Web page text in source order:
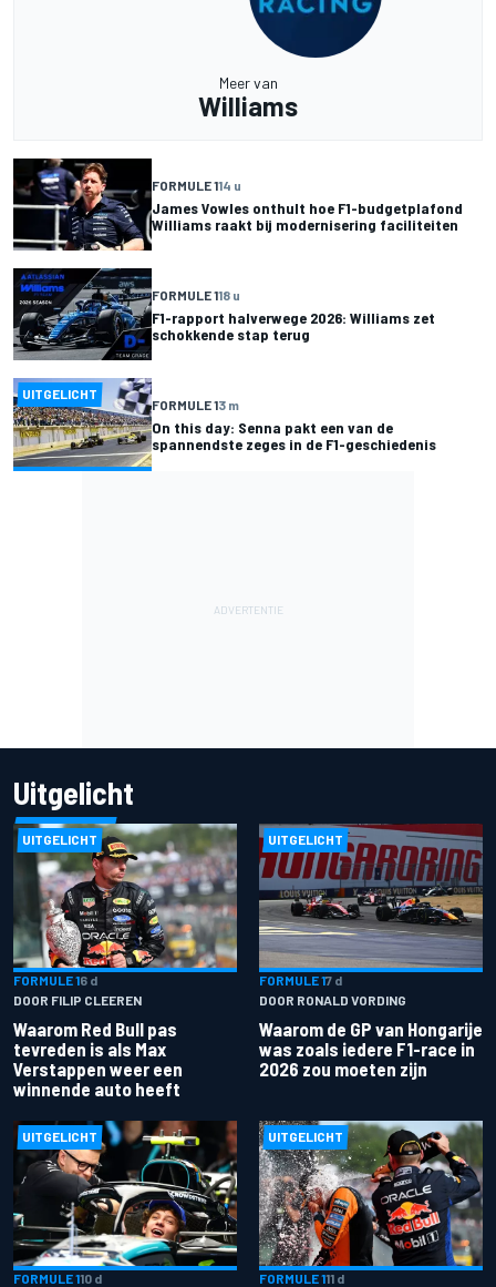
Meer van
Williams
FORMULE 114 u
James Vowles onthult hoe F1-budgetplafond
Williams raakt bij modernisering faciliteiten
FORMULE 118 u
F1-rapport halverwege 2026: Williams zet
schokkende stap terug
UITGELICHT
FORMULE 13 m
On this day: Senna pakt een van de
spannendste zeges in de F1-geschiedenis
Uitgelicht
UITGELICHT
FORMULE 16 d
DOOR FILIP CLEEREN
Waarom Red Bull pas
tevreden is als Max
Verstappen weer een
winnende auto heeft
UITGELICHT
FORMULE 17 d
DOOR RONALD VORDING
Waarom de GP van Hongarije
was zoals iedere F1-race in
2026 zou moeten zijn
UITGELICHT
FORMULE 110 d
UITGELICHT
FORMULE 111 d